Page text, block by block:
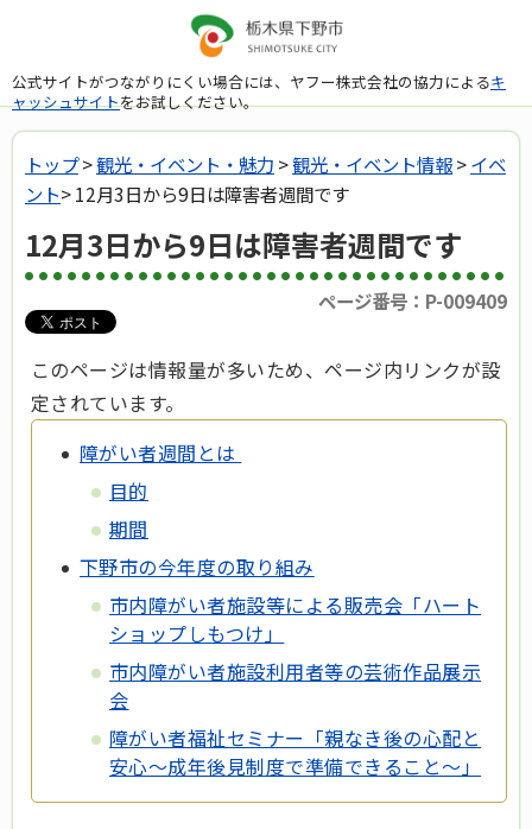
公式サイトがつながりにくい場合には、ヤフー株式会社の協力によるキ
ャッシュサイトをお試しください。
トップ>観光・イベント・魅力 >観光・イベント情報>イベ
ント> 12月3日から9日は障害者週間です
12月3日から9日は障害者週間です
ページ番号：P-009409
このページは情報量が多いため、ページ内リンクが設
定されています。
障がい者週間とは
目的
期間
下野市の今年度の取り組み
市内障がい者施設等による販売会「ハート
ショップしもつけ」
市内障がい者施設利用者等の芸術作品展示
会
障がい者福祉セミナー「親なき後の心配と
安心～成年後見制度で準備できること～」